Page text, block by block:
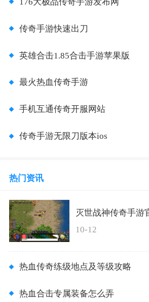
传奇手游快速出刀
英雄合击1.85合击手游苹果版
最火热血传奇手游
手机互通传奇开服网站
传奇手游无限刀版本ios
热门资讯
灭世战神传奇手游
10-12
热血传奇练级地点及等级攻略
热血合击专属装备怎么弄